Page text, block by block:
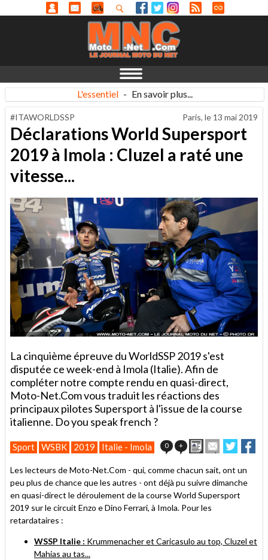
L'essentiel - En savoir plus...
#ITAWORLDSSP Paris, le 13 mai 2019
Déclarations World Supersport
2019 à Imola : Cluzel a raté une
vitesse...
La cinquième épreuve du WorldSSP 2019 s'est
disputée ce week-end à Imola (Italie). Afin de
compléter notre compte rendu en quasi-direct,
Moto-Net.Com vous traduit les réactions des
principaux pilotes Supersport à l'issue de la course
italienne. Do you speak french ?
Sport WSBK 2019 Italie - Imola 0 + ImprimerEnvoyer
cet
à
un
ami
sur
sur
Les lecteurs de Moto-Net.Com - qui, comme chacun sait, ont un
peu plus de chance que les autres - ont déjà pu suivre dimanche
en quasi-direct le déroulement de la course World Supersport
2019 sur le circuit Enzo e Dino Ferrari, à Imola. Pour les
retardataires :
WSSP Italie : Krummenacher et Caricasulo au top, Cluzel et
Mahias au tas...